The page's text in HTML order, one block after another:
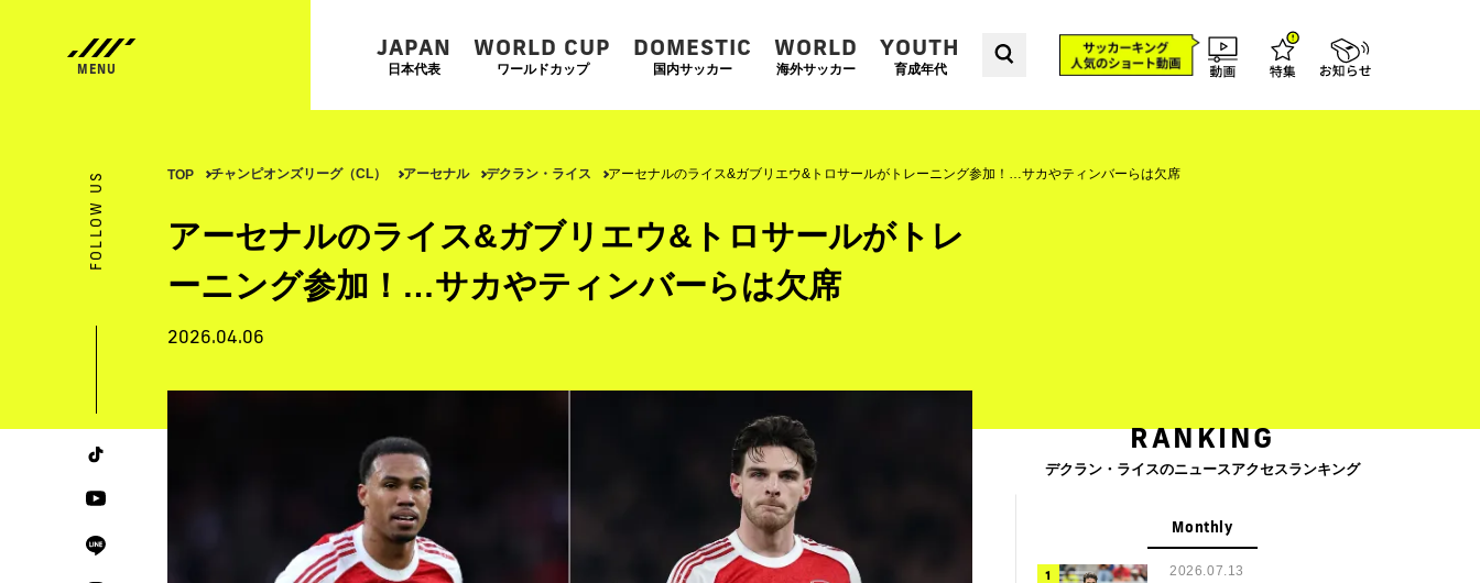
JAPAN
日本代表
WORLD CUP
ワールドカップ
DOMESTIC
国内サッカー
WORLD
海外サッカー
YOUTH
育成年代
FOLLOW US TOP チャンピオンズリーグ（CL） アーセナル デクラン・ライス アーセナルのライス&ガブリエウ&トロサールがトレーニング参加！…サカやティンバーらは欠席
アーセナルのライス&ガブリエウ&トロサールがトレ
ーニング参加！…サカやティンバーらは欠席
2026.04.06
RANKING
デクラン・ライスのニュースアクセスランキング
Monthly
2026.07.13